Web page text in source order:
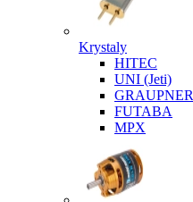
Krystaly
HITEC
UNI (Jeti)
GRAUPNER
FUTABA
MPX